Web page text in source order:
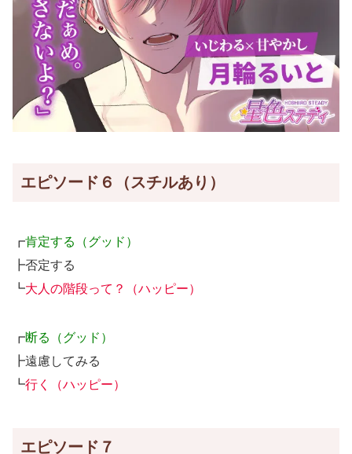
エピソード６（スチルあり）
┏肯定する（グッド）
┣否定する
┗大人の階段って？（ハッピー）
┏断る（グッド）
┣遠慮してみる
┗行く（ハッピー）
エピソード７